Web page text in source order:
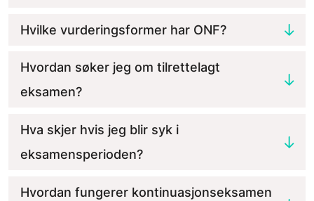
Hvilke vurderingsformer har ONF?
Hvordan søker jeg om tilrettelagt
eksamen?
Hva skjer hvis jeg blir syk i
eksamensperioden?
Hvordan fungerer kontinuasjonseksamen